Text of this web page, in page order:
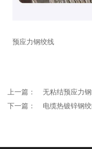
预应力钢绞线
上一篇：
无粘结预应力
下一篇：
电缆热镀锌钢